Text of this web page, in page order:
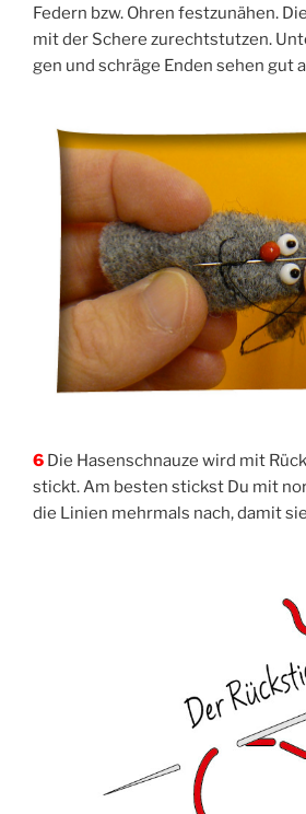
Federn bzw. Ohren fest­zu­nä­hen.
mit der Sche­re zurecht­stut­zen.
gen und schrä­ge Enden sehen gut
6 Die Hasen­schnau­ze wird mit
stickt. Am bes­ten stickst Du mit
die Lini­en mehr­mals nach, damit